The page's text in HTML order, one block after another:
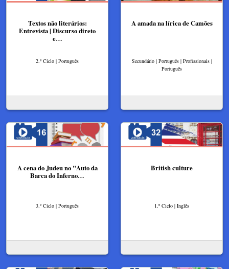
Textos não literários:
Entrevista | Discurso direto
e…
2.º Ciclo | Português
A amada na lírica de Camões
Secundário | Português | Profissionais |
Português
A cena do Judeu no "Auto da
Barca do Inferno…
3.º Ciclo | Português
British culture
1.º Ciclo | Inglês